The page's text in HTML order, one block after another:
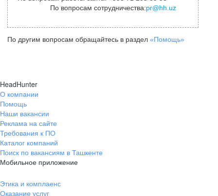
По вопросам сотрудничества:pr@hh.uz
По другим вопросам обращайтесь в раздел «Помощь»
HeadHunter
О компании
Помощь
Наши вакансии
Реклама на сайте
Требования к ПО
Каталог компаний
Поиск по вакансиям в Ташкенте
Мобильное приложение
Этика и комплаенс
Оказание услуг